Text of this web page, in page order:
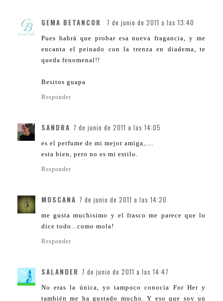
GEMA BETANCOR 7 de junio de 2011 a las 13:40
Pues habrá que probar esa nueva fragancia, y me
encanta el peinado con la trenza en diadema, te
queda fenomenal!!
Besitos guapa
Responder
SANDRA 7 de junio de 2011 a las 14:05
es el perfume de mi mejor amiga,....
esta bien, pero no es mi estilo.
Responder
MOSCANA 7 de junio de 2011 a las 14:20
me gusta muchisimo y el frasco me parece que lo
dice todo...como mola!
Responder
SALANDER 7 de junio de 2011 a las 14:47
No eras la única, yo tampoco conocía For Her y
también me ha gustado mucho. Y eso que soy un